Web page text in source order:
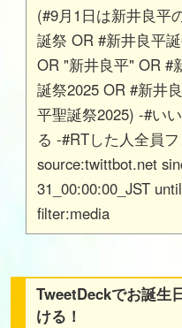
(#9月1日は新井良平
誕祭 OR #新井良平
OR "新井良平" OR #
誕祭2025 OR #新井
平聖誕祭2025) -#い
る -#RTした人全員
source:twittbot.net
31_00:00:00_JST
filter:media
TweetDeckでお誕生
ける！